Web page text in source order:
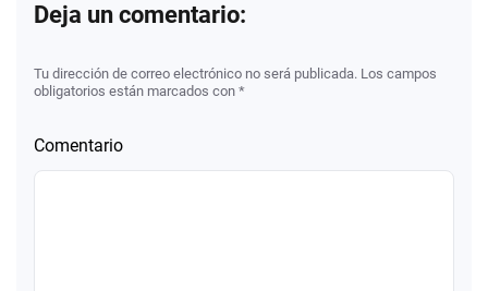
Deja un comentario:
Tu dirección de correo electrónico no será publicada. Los campos
obligatorios están marcados con *
Comentario